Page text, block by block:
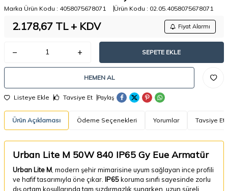
Marka Ürün Kodu : 4058075678071 Ürün Kodu : 02.05.4058075678071
2.178,67 TL + KDV Fiyat Alarmı
SEPETE EKLE
HEMEN AL
Listeye Ekle Tavsiye Et Paylaş
Ürün Açıklaması Ödeme Seçenekleri Yorumlar Tavsiye Et
Urban Lite M 50W 840 IP65 Gy Eue Armatür
Urban Lite M , modern şehir mimarisine uyum sağlayan ince profili
ve hafif tasarımıyla öne çıkar. IP65koruma sınıfı sayesinde zorlu
dış ortam koşullarında tam sızdırmazlık sunarken, uzun süreli